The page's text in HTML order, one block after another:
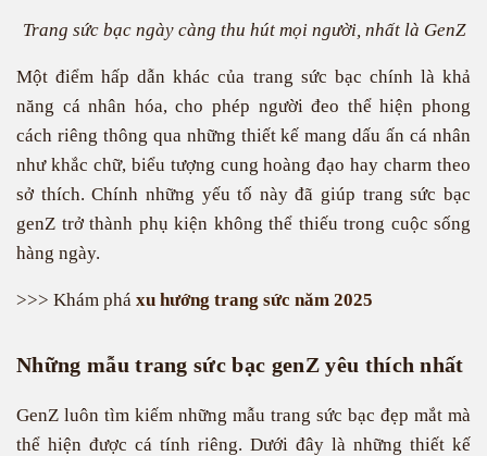
Trang sức bạc ngày càng thu hút mọi người, nhất là GenZ
Một điểm hấp dẫn khác của trang sức bạc chính là khả
năng cá nhân hóa, cho phép người đeo thể hiện phong
cách riêng thông qua những thiết kế mang dấu ấn cá nhân
như khắc chữ, biểu tượng cung hoàng đạo hay charm theo
sở thích. Chính những yếu tố này đã giúp trang sức bạc
genZ trở thành phụ kiện không thể thiếu trong cuộc sống
hàng ngày.
>>> Khám phá xu hướng trang sức năm 2025
Những mẫu trang sức bạc genZ yêu thích nhất
GenZ luôn tìm kiếm những mẫu trang sức bạc đẹp mắt mà
thể hiện được cá tính riêng. Dưới đây là những thiết kế